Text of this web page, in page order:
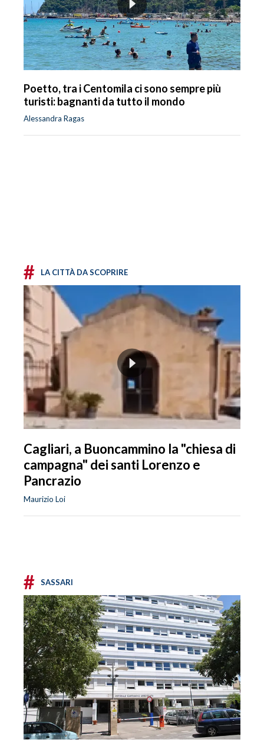
Poetto, tra i Centomila ci sono sempre più
turisti: bagnanti da tutto il mondo
Alessandra Ragas
# LA CITTÀ DA SCOPRIRE
Cagliari, a Buoncammino la "chiesa di
campagna" dei santi Lorenzo e
Pancrazio
Maurizio Loi
# SASSARI